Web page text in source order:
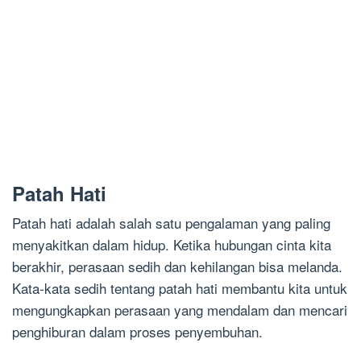
Patah Hati
Patah hati adalah salah satu pengalaman yang paling
menyakitkan dalam hidup. Ketika hubungan cinta kita
berakhir, perasaan sedih dan kehilangan bisa melanda.
Kata-kata sedih tentang patah hati membantu kita untuk
mengungkapkan perasaan yang mendalam dan mencari
penghiburan dalam proses penyembuhan.